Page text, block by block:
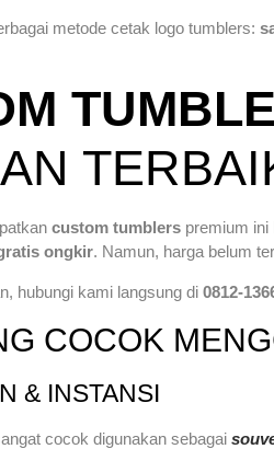
metode cetak logo tumblers:
custom tumblers premium ini
ongkir. Namun, harga belum
hubungi kami langsung di 0812-
COCOK
& INSTANSI
cocok digunakan sebagai